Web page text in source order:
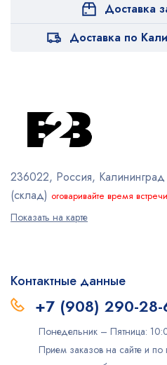
Доставка
Доставка по
236022, Россия, Калининград
(склад) оговаривайте время
Показать на карте
Контактные данные
+7 (908) 290-
Понедельник – Пятница:
Прием заказов на сайте и по